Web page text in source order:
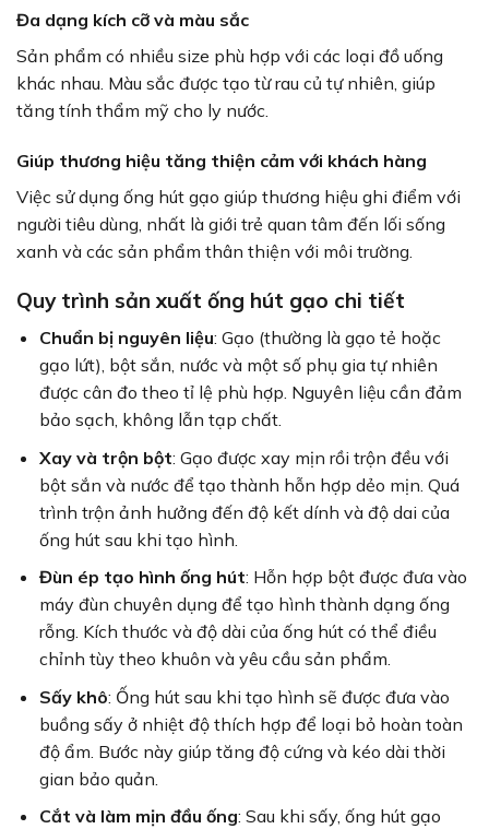
Đa dạng kích cỡ và màu sắc
Sản phẩm có nhiều size phù hợp với các loại đồ uống
khác nhau. Màu sắc được tạo từ rau củ tự nhiên, giúp
tăng tính thẩm mỹ cho ly nước.
Giúp thương hiệu tăng thiện cảm với khách hàng
Việc sử dụng ống hút gạo giúp thương hiệu ghi điểm với
người tiêu dùng, nhất là giới trẻ quan tâm đến lối sống
xanh và các sản phẩm thân thiện với môi trường.
Quy trình sản xuất ống hút gạo chi tiết
Chuẩn bị nguyên liệu: Gạo (thường là gạo tẻ hoặc
gạo lứt), bột sắn, nước và một số phụ gia tự nhiên
được cân đo theo tỉ lệ phù hợp. Nguyên liệu cần đảm
bảo sạch, không lẫn tạp chất.
Xay và trộn bột: Gạo được xay mịn rồi trộn đều với
bột sắn và nước để tạo thành hỗn hợp dẻo mịn. Quá
trình trộn ảnh hưởng đến độ kết dính và độ dai của
ống hút sau khi tạo hình.
Đùn ép tạo hình ống hút: Hỗn hợp bột được đưa vào
máy đùn chuyên dụng để tạo hình thành dạng ống
rỗng. Kích thước và độ dài của ống hút có thể điều
chỉnh tùy theo khuôn và yêu cầu sản phẩm.
Sấy khô: Ống hút sau khi tạo hình sẽ được đưa vào
buồng sấy ở nhiệt độ thích hợp để loại bỏ hoàn toàn
độ ẩm. Bước này giúp tăng độ cứng và kéo dài thời
gian bảo quản.
Cắt và làm mịn đầu ống: Sau khi sấy, ống hút gạo